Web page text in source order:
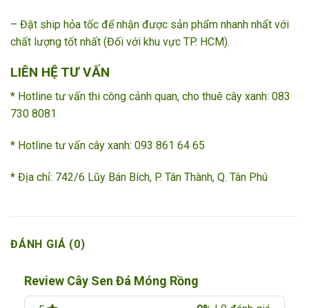
– Đặt ship hỏa tốc để nhận được sản phẩm nhanh nhất với
chất lượng tốt nhất (Đối với khu vực TP. HCM).
LIÊN HỆ TƯ VẤN
* Hotline tư vấn thi công cảnh quan, cho thuê cây xanh: 083
730 8081
* Hotline tư vấn cây xanh: 093 861 64 65 ­­
* Địa chỉ: 742/6 Lũy Bán Bích, P. Tân Thành, Q. Tân Phú
ĐÁNH GIÁ (0)
Review Cây Sen Đá Móng Rồng